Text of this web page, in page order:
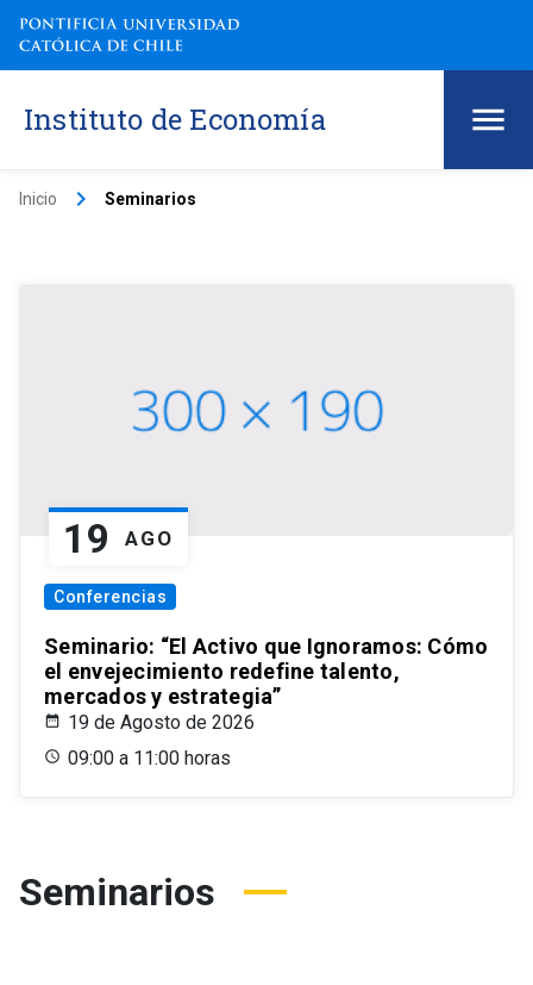
Instituto de Economía
Inicio keyboard_arrow_right Seminarios
19 AGO
Conferencias
Seminario: “El Activo que Ignoramos: Cómo
el envejecimiento redefine talento,
mercados y estrategia”
19 de Agosto de 2026
09:00 a 11:00 horas
Seminarios